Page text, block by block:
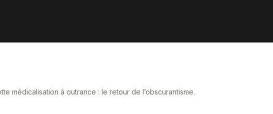
médicalisation à outrance : le retour de l’obscurantisme.